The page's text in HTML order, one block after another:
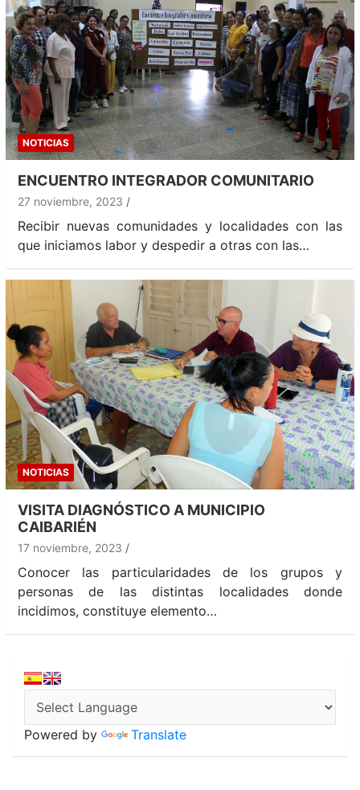
NOTICIAS
ENCUENTRO INTEGRADOR COMUNITARIO
27 noviembre, 2023
Recibir nuevas comunidades y localidades con las
que iniciamos labor y despedir a otras con las…
NOTICIAS
VISITA DIAGNÓSTICO A MUNICIPIO
CAIBARIÉN
17 noviembre, 2023
Conocer las particularidades de los grupos y
personas de las distintas localidades donde
incidimos, constituye elemento…
Powered by Translate